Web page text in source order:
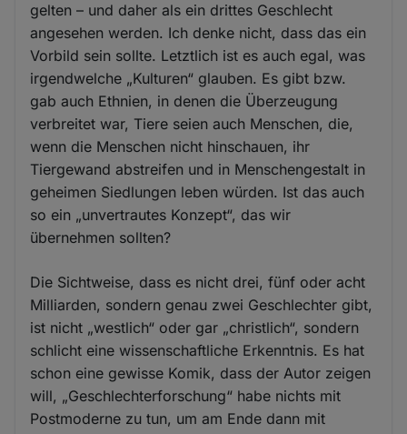
gelten – und daher als ein drittes Geschlecht
angesehen werden. Ich denke nicht, dass das ein
Vorbild sein sollte. Letztlich ist es auch egal, was
irgendwelche „Kulturen“ glauben. Es gibt bzw.
gab auch Ethnien, in denen die Überzeugung
verbreitet war, Tiere seien auch Menschen, die,
wenn die Menschen nicht hinschauen, ihr
Tiergewand abstreifen und in Menschengestalt in
geheimen Siedlungen leben würden. Ist das auch
so ein „unvertrautes Konzept“, das wir
übernehmen sollten?
Die Sichtweise, dass es nicht drei, fünf oder acht
Milliarden, sondern genau zwei Geschlechter gibt,
ist nicht „westlich“ oder gar „christlich“, sondern
schlicht eine wissenschaftliche Erkenntnis. Es hat
schon eine gewisse Komik, dass der Autor zeigen
will, „Geschlechterforschung“ habe nichts mit
Postmoderne zu tun, um am Ende dann mit